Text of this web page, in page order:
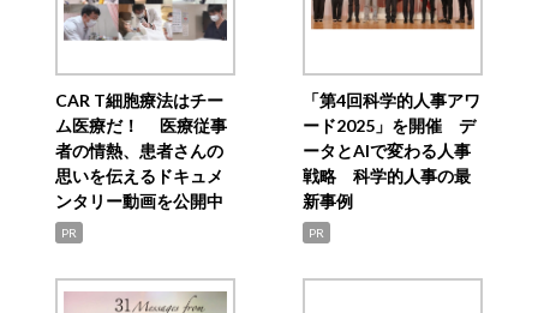
CAR T細胞療法はチー
ム医療だ！ 医療従事
者の情熱、患者さんの
思いを伝えるドキュメ
ンタリー動画を公開中
PR
「第4回科学的人事アワ
ード2025」を開催 デ
ータとAIで変わる人事
戦略 科学的人事の最
新事例
PR